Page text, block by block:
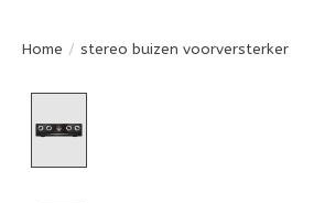
Home / stereo buizen voorversterker